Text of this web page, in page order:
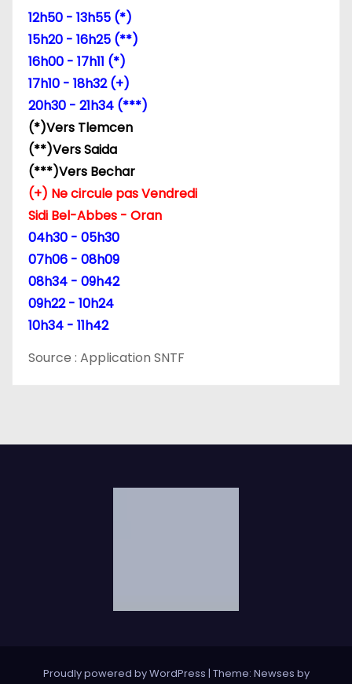
12h50 - 13h55 (*)
15h20 - 16h25 (**)
16h00 - 17h11 (*)
17h10 - 18h32 (+)
20h30 - 21h34 (***)
(*)Vers Tlemcen
(**)Vers Saida
(***)Vers Bechar
(+) Ne circule pas Vendredi
Sidi Bel-Abbes - Oran
04h30 - 05h30
07h06 - 08h09
08h34 - 09h42
09h22 - 10h24
10h34 - 11h42
Source : Application SNTF
Proudly powered by WordPress | Theme: Newses by